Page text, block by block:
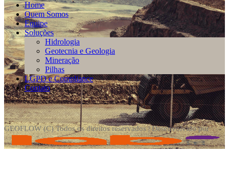
Home
Quem Somos
Equipe
Soluções
Hidrologia
Geotecnia e Geologia
Mineração
Pilhas
LGPD e Compliance
Contato
GEOFLOW (C) Todos os direitos reservados | Desenvolvido por